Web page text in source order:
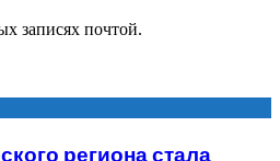
записях почтой.